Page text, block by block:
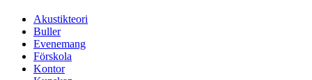
Akustikteori
Buller
Evenemang
Förskola
Kontor